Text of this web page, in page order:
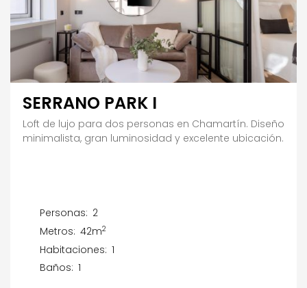
SERRANO PARK I
Loft de lujo para dos personas en Chamartín. Diseño
minimalista, gran luminosidad y excelente ubicación.
Personas: 2
Metros: 42m2
Habitaciones: 1
Baños: 1